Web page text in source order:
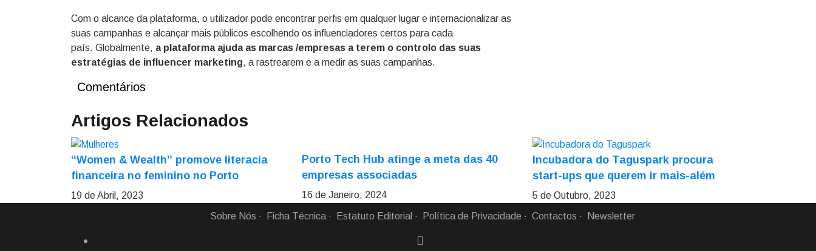
Com o alcance da plataforma, o utilizador pode encontrar perfis em qualquer lugar e internacionalizar as
suas campanhas e alcançar mais públicos escolhendo os influenciadores certos para cada
país. Globalmente, a plataforma ajuda as marcas /empresas a terem o controlo das suas
estratégias de influencer marketing, a rastrearem e a medir as suas campanhas.
Comentários
Artigos Relacionados
“Women & Wealth” promove literacia
financeira no feminino no Porto
19 de Abril, 2023
Porto Tech Hub atinge a meta das 40
empresas associadas
16 de Janeiro, 2024
Incubadora do Taguspark procura
start-ups que querem ir mais-além
5 de Outubro, 2023
Sobre Nós
Ficha Técnica Estatuto Editorial Política de Privacidade Contactos Newsletter